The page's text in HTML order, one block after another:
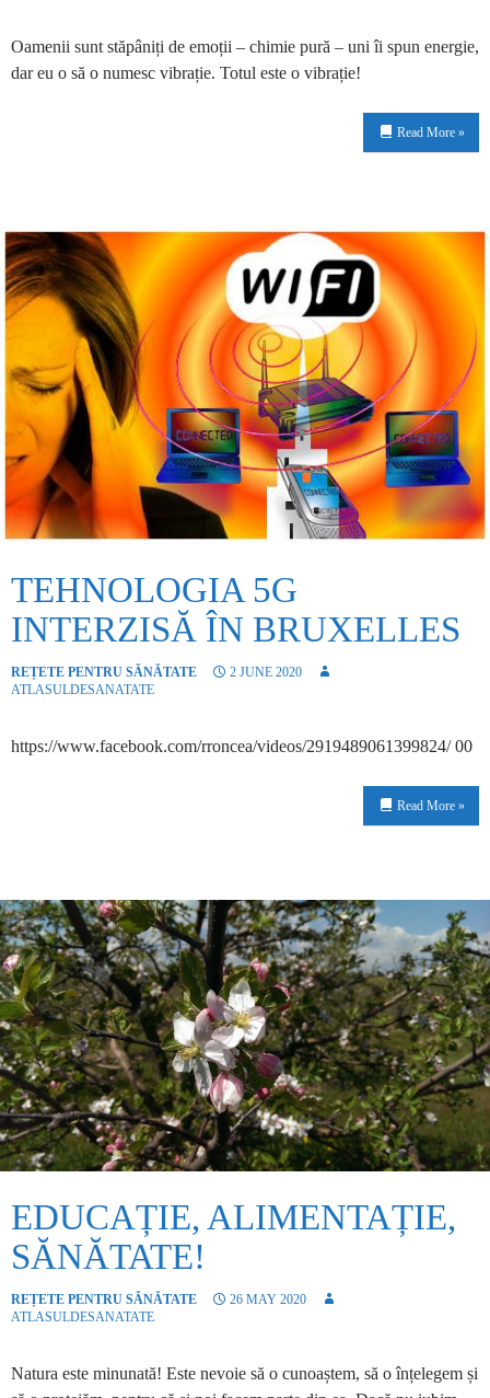
Oamenii sunt stăpâniți de emoții – chimie pură – uni îi spun energie,
dar eu o să o numesc vibrație. Totul este o vibrație!
Read More »
TEHNOLOGIA 5G
INTERZISĂ ÎN BRUXELLES
REȚETE PENTRU SĂNĂTATE
2 JUNE 2020
ATLASULDESANATATE
https://www.facebook.com/rroncea/videos/2919489061399824/ 00
Read More »
EDUCAȚIE, ALIMENTAȚIE,
SĂNĂTATE!
REȚETE PENTRU SĂNĂTATE
26 MAY 2020
ATLASULDESANATATE
Natura este minunată! Este nevoie să o cunoaștem, să o înțelegem și